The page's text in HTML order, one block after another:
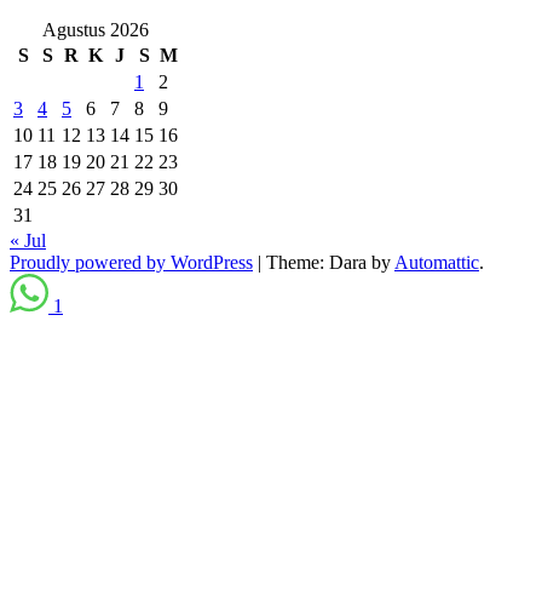
Agustus 2026
S
S R K J S M
1
2
3
4 5 6 7 8
9
10 11 12 13 14 15 16
17 18 19 20 21 22 23
24 25 26 27 28 29 30
31
« Jul
Proudly powered by WordPress | Theme: Dara by Automattic.
1